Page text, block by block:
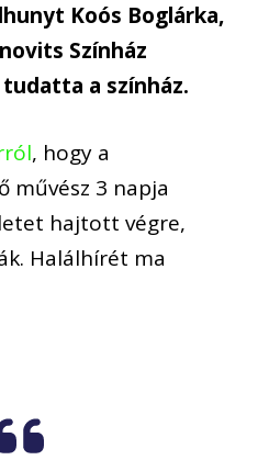
Koós Boglárka,
Színház
a színház.
, hogy a
művész 3 napja
hajtott végre,
Halálhírét ma